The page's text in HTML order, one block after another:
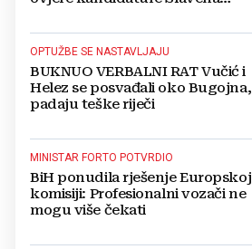
OPTUŽBE SE NASTAVLJAJU
BUKNUO VERBALNI RAT Vučić i
Helez se posvađali oko Bugojna,
padaju teške riječi
MINISTAR FORTO POTVRDIO
BiH ponudila rješenje Europskoj
komisiji: Profesionalni vozači ne
mogu više čekati